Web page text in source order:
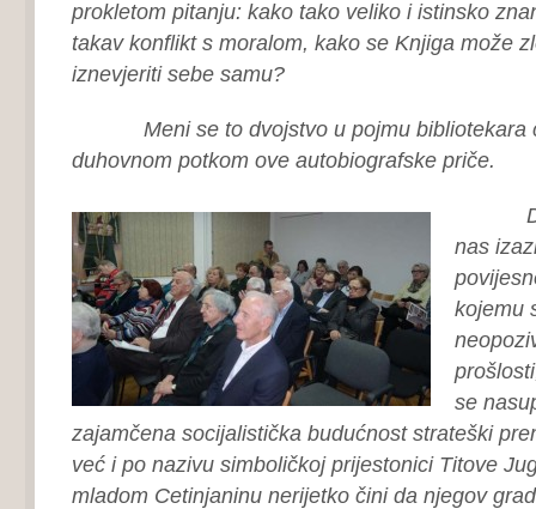
prokletom pitanju: kako tako veliko i istinsko
takav konflikt s moralom, kako se Knjiga može
iznevjeriti sebe samu?
Meni se to dvojstvo u pojmu bibliotekara
duhovnom potkom ove autobiografske priče.
nas
kojemu
se
zajamčena socijalistička budućnost strateški
već i po nazivu simboličkoj prijestonici Titove
mladom Cetinjaninu nerijetko čini da njegov